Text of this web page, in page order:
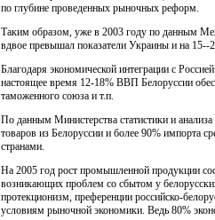
по глубине проведенных рыночных реформ.
Таким образом, уже в 2003 году по данным
вдвое превышал показатели Украины и на 15--
Благодаря экономической интеграции с
настоящее время 12-18% ВВП Белоруссии
таможенного союза и т.п.
По данным Министерства статистики и
товаров из Белоруссии и более 90% импорта
странами.
На 2005 год рост промышленной продукции
возникающих проблем со сбытом у
протекционизм, преференции российско-
условиям рыночной экономики. Ведь 80%